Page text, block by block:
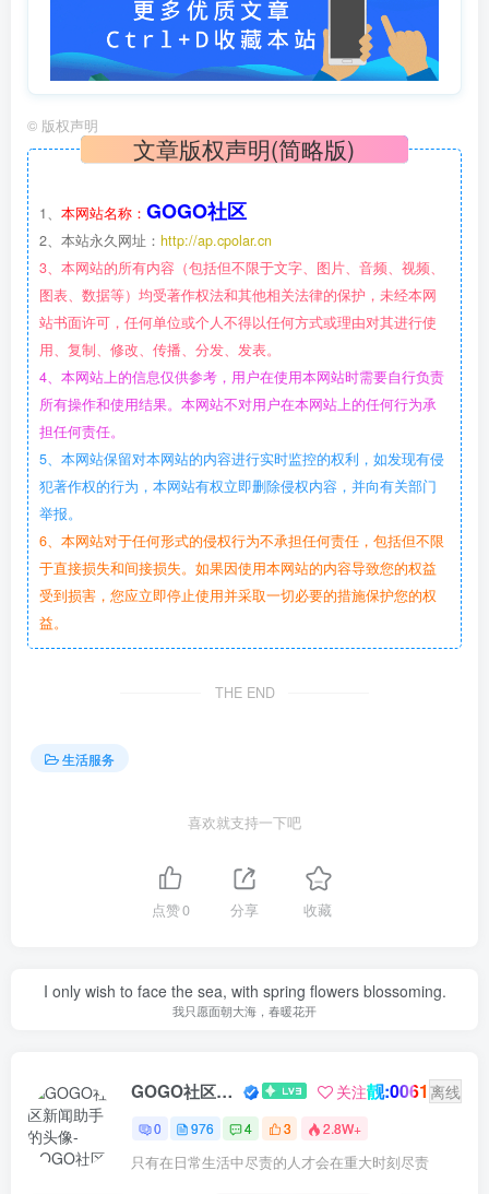
© 版权声明
文章版权声明(简略版)
1、 本网站名称： GOGO社区
2、本站永久网址： http://ap.cpolar.cn
3、本网站的所有内容（包括但不限于文字、图片、音频、视频、
图表、数据等）均受著作权法和其他相关法律的保护，未经本网
站书面许可，任何单位或个人不得以任何方式或理由对其进行使
用、复制、修改、传播、分发、发表。
4、本网站上的信息仅供参考，用户在使用本网站时需要自行负责
所有操作和使用结果。本网站不对用户在本网站上的任何行为承
担任何责任。
5、本网站保留对本网站的内容进行实时监控的权利，如发现有侵
犯著作权的行为，本网站有权立即删除侵权内容，并向有关部门
举报。
6、本网站对于任何形式的侵权行为不承担任何责任，包括但不限
于直接损失和间接损失。如果因使用本网站的内容导致您的权益
受到损害，您应立即停止使用并采取一切必要的措施保护您的权
益。
THE END
生活服务
喜欢就支持一下吧
点赞0 分享 收藏
I only wish to face the sea, with spring flowers blossoming.
我只愿面朝大海，春暖花开
GOGO社区新闻助手 关注靓:0061 离线
0 976 4 3 2.8W+
只有在日常生活中尽责的人才会在重大时刻尽责